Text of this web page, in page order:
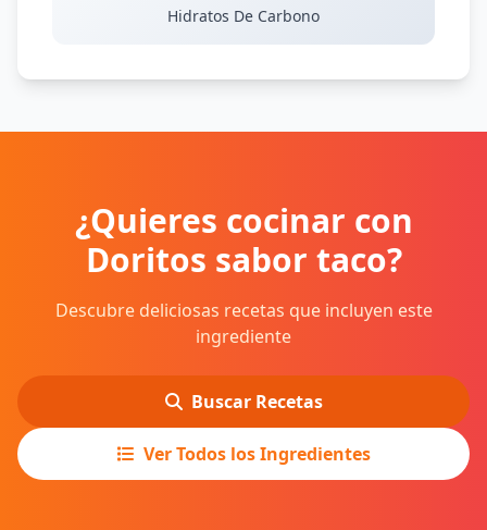
Hidratos De Carbono
¿Quieres cocinar con
Doritos sabor taco?
Descubre deliciosas recetas que incluyen este
ingrediente
Buscar Recetas
Ver Todos los Ingredientes